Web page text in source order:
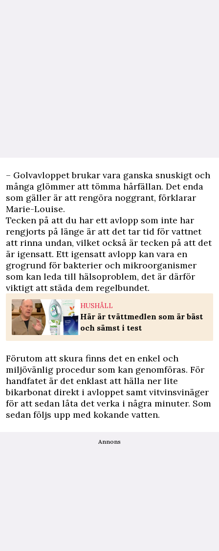
– Golvavloppet brukar vara ganska snuskigt och
många glömmer att tömma hårfällan. Det enda
som gäller är att rengöra noggrant, förklarar
Marie-Louise.
Tecken på att du har ett avlopp som inte har
rengjorts på länge är att det tar tid för vattnet
att rinna undan, vilket också är tecken på att det
är igensatt. Ett igensatt avlopp kan vara en
grogrund för bakterier och mikroorganismer
som kan leda till hälsoproblem, det är därför
viktigt att städa dem regelbundet.
HUSHÅLL
Här är tvättmedlen som är bäst
och sämst i test
Förutom att skura finns det en enkel och
miljövänlig procedur som kan genomföras. För
handfatet är det enklast att hälla ner lite
bikarbonat direkt i avloppet samt vitvinsvinäger
för att sedan låta det verka i några minuter. Som
sedan följs upp med kokande vatten.
Annons